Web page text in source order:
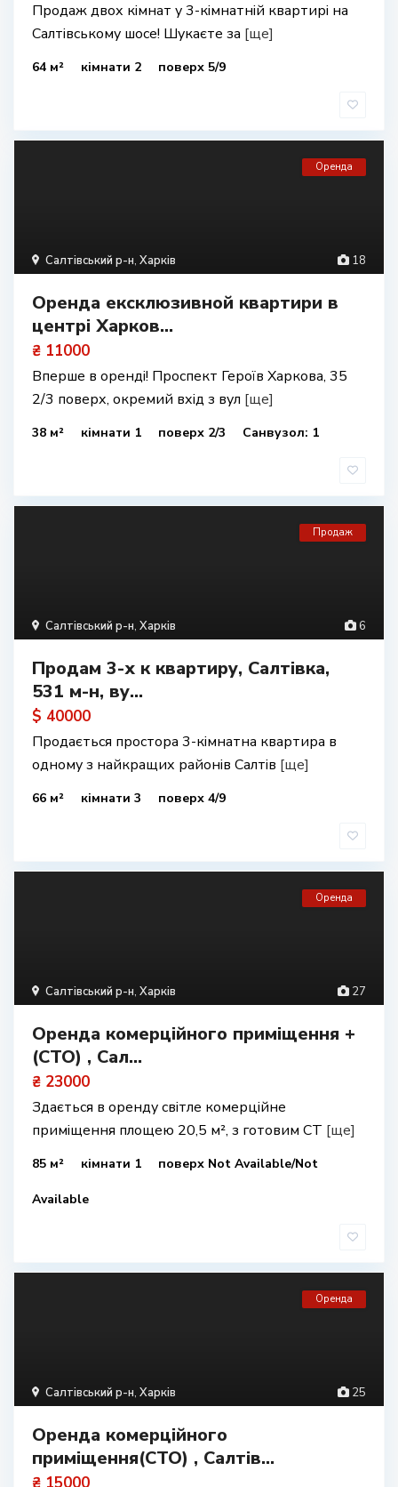
Продаж двох кімнат у 3-кімнатній квартирі на
Салтівському шосе! ​Шукаєте за [ще]
64 м² кімнати 2 поверх 5/9
18
Салтівський р-н, Харків
Оренда
Оренда ексклюзивной квартири в
центрі Харков...
₴ 11000
Вперше в оренді! Проспект Героїв Харкова, 35
2/3 поверх, окремий вхід з вул [ще]
38 м² кімнати 1 поверх 2/3 Санвузол: 1
6
Салтівський р-н, Харків
Продаж
Продам 3-х к квартиру, Салтівка,
531 м-н, ву...
$ 40000
Продається простора 3-кімнатна квартира в
одному з найкращих районів Салтів [ще]
66 м² кімнати 3 поверх 4/9
27
Салтівський р-н, Харків
Оренда
Оренда комерційного приміщення +
(СТО) , Сал...
₴ 23000
Здається в оренду світле комерційне
приміщення площею 20,5 м², з готовим СТ [ще]
85 м² кімнати 1 поверх Not Available/Not
Available
25
Салтівський р-н, Харків
Оренда
Оренда комерційного
приміщення(СТО) , Салтів...